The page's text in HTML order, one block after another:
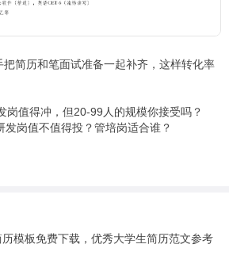
简历和笔面试准备一起补齐，这样转化率
岗值得冲，但20-99人的规模你接受吗？
岗值不值得投？管培岗适合谁？
历模板免费下载，优秀大学生简历范文参考